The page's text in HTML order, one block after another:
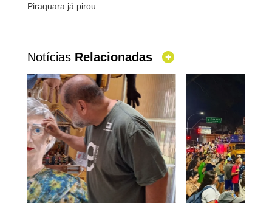
Piraquara já pirou
Notícias Relacionadas